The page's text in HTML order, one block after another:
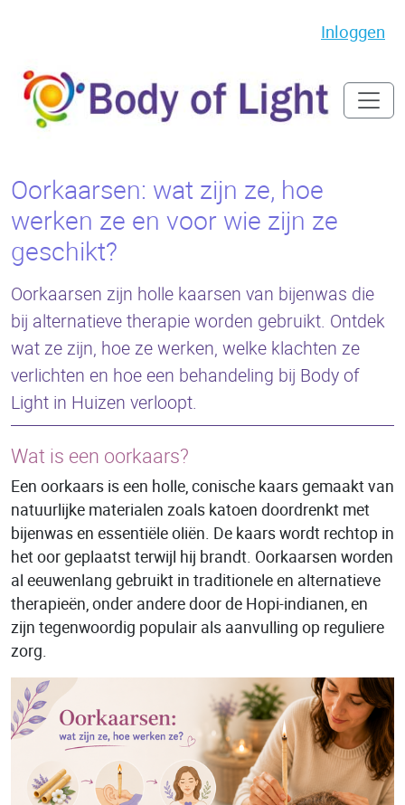
Inloggen
Oorkaarsen: wat zijn ze, hoe
werken ze en voor wie zijn ze
geschikt?
Oorkaarsen zijn holle kaarsen van bijenwas die
bij alternatieve therapie worden gebruikt. Ontdek
wat ze zijn, hoe ze werken, welke klachten ze
verlichten en hoe een behandeling bij Body of
Light in Huizen verloopt.
Wat is een oorkaars?
Een oorkaars is een holle, conische kaars gemaakt van
natuurlijke materialen zoals katoen doordrenkt met
bijenwas en essentiële oliën. De kaars wordt rechtop in
het oor geplaatst terwijl hij brandt. Oorkaarsen worden
al eeuwenlang gebruikt in traditionele en alternatieve
therapieën, onder andere door de Hopi-indianen, en
zijn tegenwoordig populair als aanvulling op reguliere
zorg.